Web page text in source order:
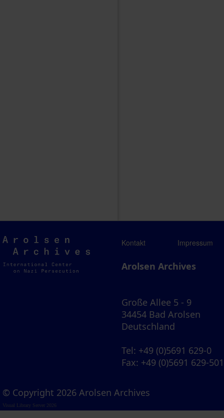
Arolsen
Archives
Kontakt Impressum
Arolsen Archives
Große Allee 5 - 9
34454 Bad Arolsen
Deutschland
Tel: +49 (0)5691 629-0
Fax: +49 (0)5691 629-501
© Copyright 2026 Arolsen Archives
Visual Library Server 2026